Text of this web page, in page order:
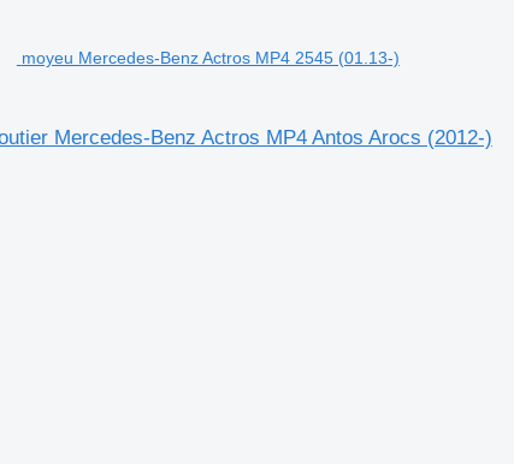
moyeu Mercedes-Benz Actros MP4 2545 (01.13-)
Mercedes-Benz Actros MP4 Antos Arocs (2012-)